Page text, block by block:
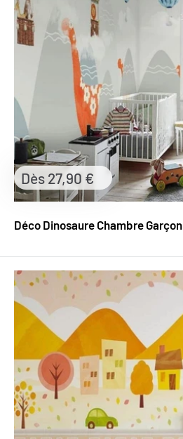
Déco Dinosaure Chambre Garçon
Prix
réduit
Dès 27,90 €